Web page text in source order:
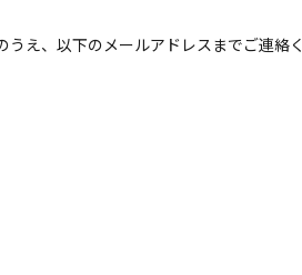
うえ、以下のメールアドレスまでご連絡く